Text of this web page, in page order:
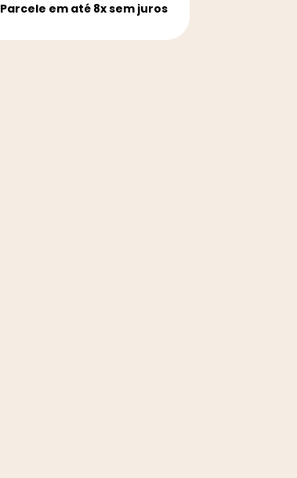
Parcele em até 8x sem juros